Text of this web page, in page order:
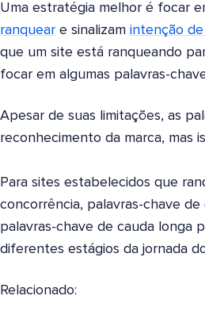
Uma estratégia melhor é focar
ranquear e sinalizam intenção
que um site está ranqueando
focar em algumas palavras-
Apesar de suas limitações, as
reconhecimento da marca, mas
Para sites estabelecidos que
concorrência, palavras-chave
palavras-chave de cauda longa
diferentes estágios da jornada
Relacionado: